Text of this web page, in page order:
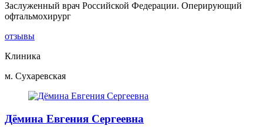
Заслуженный врач Российской Федерации. Оперирующий
офтальмохирург
отзывы
Клиника
м. Сухаревская
Дёмина Евгения Сергеевна